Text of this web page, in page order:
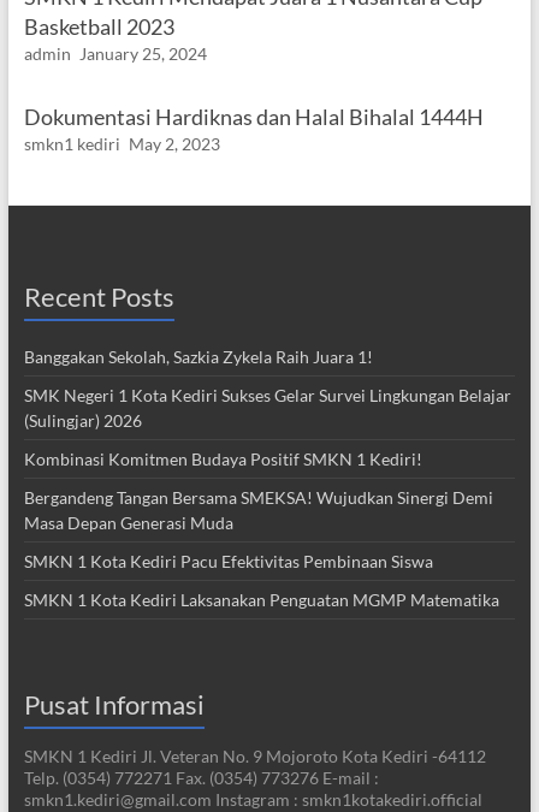
Basketball 2023
admin January 25, 2024
Dokumentasi Hardiknas dan Halal Bihalal 1444H
smkn1 kediri May 2, 2023
Recent Posts
Banggakan Sekolah, Sazkia Zykela Raih Juara 1!
SMK Negeri 1 Kota Kediri Sukses Gelar Survei Lingkungan Belajar
(Sulingjar) 2026
Kombinasi Komitmen Budaya Positif SMKN 1 Kediri!
Bergandeng Tangan Bersama SMEKSA! Wujudkan Sinergi Demi
Masa Depan Generasi Muda
SMKN 1 Kota Kediri Pacu Efektivitas Pembinaan Siswa
SMKN 1 Kota Kediri Laksanakan Penguatan MGMP Matematika
Pusat Informasi
SMKN 1 Kediri Jl. Veteran No. 9 Mojoroto Kota Kediri -64112
Telp. (0354) 772271 Fax. (0354) 773276 E-mail :
smkn1.kediri@gmail.com Instagram : smkn1kotakediri.official